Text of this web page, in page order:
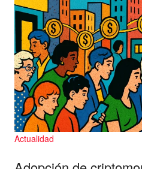
Actualidad